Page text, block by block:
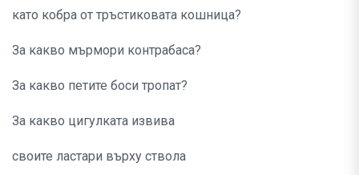
като кобра от тръстиковата кошница?
За какво мърмори контрабаса?
За какво петите боси тропат?
За какво цигулката извива
своите ластари върху ствола